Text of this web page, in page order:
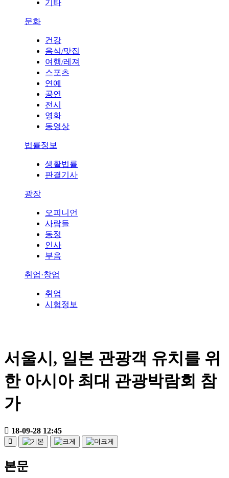
기타
문화
건강
음식/맛집
여행/레져
스포츠
연예
공연
전시
영화
동영상
법률정보
생활법률
판결기사
광장
오피니언
사람들
동정
인사
부음
취업·창업
취업
시험정보
서울시, 일본 관광객 유치를 위
한 아시아 최대 관광박람회 참
가
18-09-28 12:45
본문